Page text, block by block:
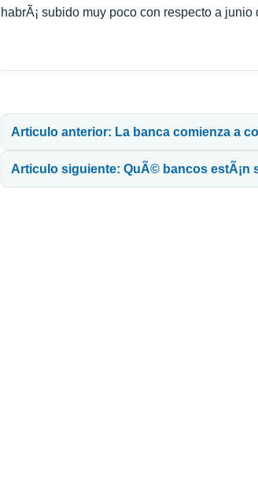
habrÃ¡ subido muy poco con respecto a junio
Articulo anterior: La banca comienza a
Articulo siguiente: QuÃ© bancos